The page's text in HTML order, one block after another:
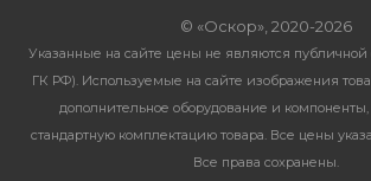
© «Оскор», 2020-2026
Указанные на сайте цены не являются публичной
ГК РФ). Используемые на сайте изображения
дополнительное оборудование и
стандартную комплектацию товара. Все цены
Все права сохранены.